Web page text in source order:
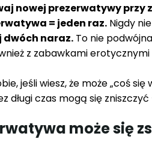
nowej prezerwatywy przy
= jeden raz. Nigdy
dwóch naraz. To nie
z zabawkami
jeśli wiesz, że może „coś
długi czas mogą się
może się